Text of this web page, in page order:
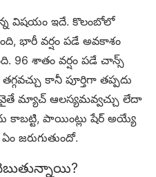
విషయం ఇదే. కొలంబోలో
భారీ వర్షం పడే అవకాశం
శాతం వర్షం పడే చాన్స్
కానీ పూర్తిగా తప్పదు
మ్యాచ్ ఆలస్యమవ్వచ్చు లేదా
కాబట్టి, పాయింట్లు షేర్ అయ్యే
జరుగుతుందో.